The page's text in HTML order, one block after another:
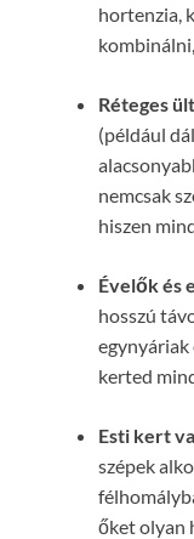
hortenzia,
Réteges
(például
nemcsak
hiszen
Évelők és
hosszú
egynyáriak
kerted
Esti kert
szépek
őket olyan